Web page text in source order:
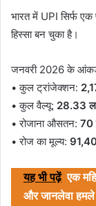
भारत में UPI सिर्फ एक
हिस्सा बन चुका है।
जनवरी 2026 के
• कुल ट्रांजेक्शन:
• कुल वैल्यू: 28.33
• रोजाना औसतन: 70
• रोज का मूल्य:
यह भी पढ़ें एक
और जानलेवा हमले